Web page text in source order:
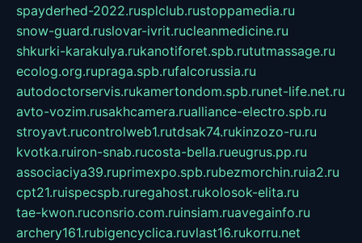
spayderhed-2022.rusplclub.rustoppamedia.ru
snow-guard.ruslovar-ivrit.rucleanmedicine.ru
shkurki-karakulya.rukanotiforet.spb.rututmassage.ru
ecolog.org.rupraga.spb.rufalcorussia.ru
autodoctorservis.rukamertondom.spb.runet-life.net.ru
avto-vozim.rusakhcamera.rualliance-electro.spb.ru
stroyavt.rucontrolweb1.rutdsak74.rukinzozo-ru.ru
kvotka.ruiron-snab.rucosta-bella.rueugrus.pp.ru
associaciya39.ruprimexpo.spb.rubezmorchin.ruia2.ru
cpt21.ruispecspb.ruregahost.rukolosok-elita.ru
tae-kwon.ruconsrio.com.ruinsiam.ruavegainfo.ru
archery161.rubigencyclica.ruvlast16.rukorru.net